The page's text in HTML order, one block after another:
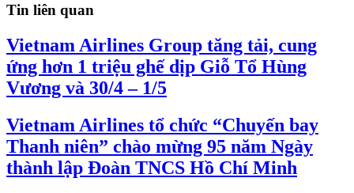
Tin liên quan
Vietnam Airlines Group tăng tải, cung
ứng hơn 1 triệu ghế dịp Giỗ Tổ Hùng
Vương và 30/4 – 1/5
Vietnam Airlines tổ chức “Chuyến bay
Thanh niên” chào mừng 95 năm Ngày
thành lập Đoàn TNCS Hồ Chí Minh